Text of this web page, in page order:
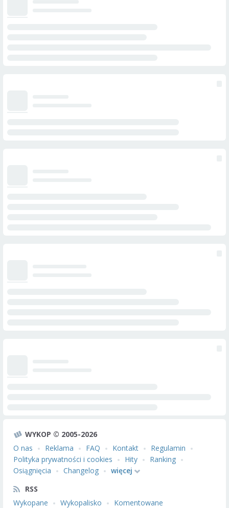
WYKOP © 2005-2026
O nas
Reklama FAQ Kontakt
Regulamin
Polityka prywatności i cookies
Hity
Ranking
Osiągnięcia
Changelog
więcej
RSS
Wykopane
Wykopalisko Komentowane